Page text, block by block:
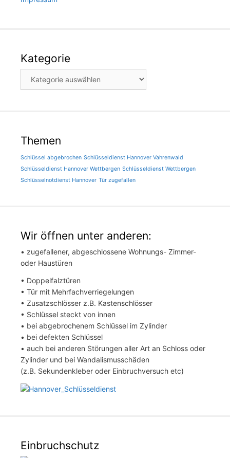
Kategorie
Themen
Schlüssel abgebrochen Schlüsseldienst Hannover Vahrenwald
Schlüsseldienst Hannover Wettbergen Schlüsseldienst Wettbergen
Schlüsselnotdienst Hannover Tür zugefallen
Wir öffnen unter anderen:
• zugefallener, abgeschlossene Wohnungs- Zimmer-
oder Haustüren
• Doppelfalztüren
• Tür mit Mehrfachverriegelungen
• Zusatzschlösser z.B. Kastenschlösser
• Schlüssel steckt von innen
• bei abgebrochenem Schlüssel im Zylinder
• bei defekten Schlüssel
• auch bei anderen Störungen aller Art an Schloss oder
Zylinder und bei Wandalismusschäden
(z.B. Sekundenkleber oder Einbruchversuch etc)
Einbruchschutz